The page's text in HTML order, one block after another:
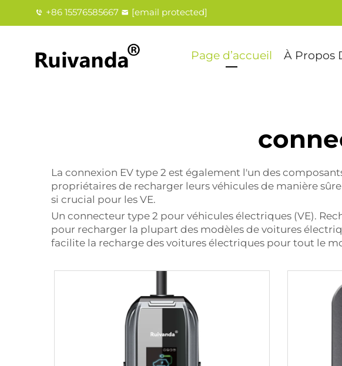
+86 15576585667 [email protected]
Page d’accueil À Propos
La connexion EV type 2 est également l'un des
propriétaires de recharger leurs véhicules de manière
si crucial pour les VE.
Un connecteur type 2 pour véhicules électriques (VE).
pour recharger la plupart des modèles de voitures
facilite la recharge des voitures électriques pour tout le